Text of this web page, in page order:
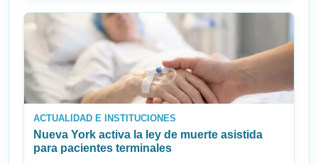
ACTUALIDAD E INSTITUCIONES
Nueva York activa la ley de muerte asistida
para pacientes terminales